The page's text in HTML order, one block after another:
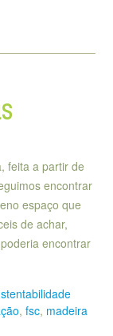
feita a partir de
encontrar
espaço que
de achar,
encontrar
, fsc, madeira